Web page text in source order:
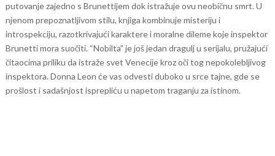
putovanje zajedno s Brunettijem dok istražuje ovu neobičnu smrt. U
njenom prepoznatljivom stilu, knjiga kombinuje misteriju i
introspekciju, razotkrivajući karaktere i moralne dileme koje inspektor
Brunetti mora suočiti. “Nobilta” je još jedan dragulj u serijalu, pružajući
čitaocima priliku da istraže svet Venecije kroz oči tog nepokolebljivog
inspektora. Donna Leon će vas odvesti duboko u srce tajne, gde se
prošlost i sadašnjost isprepliću u napetom traganju za istinom.